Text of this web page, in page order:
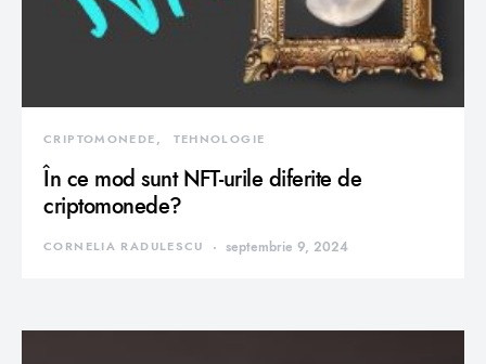
CRIPTOMONEDE TEHNOLOGIE
În ce mod sunt NFT-urile diferite de
criptomonede?
CORNELIA RADULESCU septembrie 9, 2024